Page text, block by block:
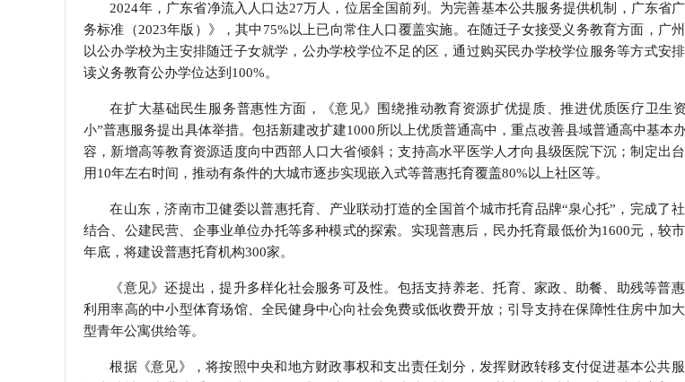
2024年，广东省净流入人口达27万人，位居全国前列。为完善基本公共服务提供机制，广东省
务标准（2023年版）》，其中75%以上已向常住人口覆盖实施。在随迁子女接受义务教育方面，广
以公办学校为主安排随迁子女就学，公办学校学位不足的区，通过购买民办学校学位服务等方式安
读义务教育公办学位达到100%。
在扩大基础民生服务普惠性方面，《意见》围绕推动教育资源扩优提质、推进优质医疗卫生
小”普惠服务提出具体举措。包括新建改扩建1000所以上优质普通高中，重点改善县域普通高中基本
容，新增高等教育资源适度向中西部人口大省倾斜；支持高水平医学人才向县级医院下沉；制定出
用10年左右时间，推动有条件的大城市逐步实现嵌入式等普惠托育覆盖80%以上社区等。
在山东，济南市卫健委以普惠托育、产业联动打造的全国首个城市托育品牌“泉心托”，完成了
结合、公建民营、企事业单位办托等多种模式的探索。实现普惠后，民办托育最低价为1600元，较
年底，将建设普惠托育机构300家。
《意见》还提出，提升多样化社会服务可及性。包括支持养老、托育、家政、助餐、助残等普
利用率高的中小型体育场馆、全民健身中心向社会免费或低收费开放；引导支持在保障性住房中加
型青年公寓供给等。
根据《意见》，将按照中央和地方财政事权和支出责任划分，发挥财政转移支付促进基本公共